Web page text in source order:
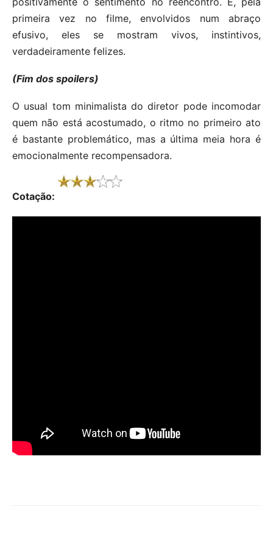
primeira vez no filme, envolvidos num abraço
efusivo, eles se mostram vivos, instintivos,
verdadeiramente felizes.
(Fim dos spoilers)
O usual tom minimalista do diretor pode incomodar
quem não está acostumado, o ritmo no primeiro ato
é bastante problemático, mas a última meia hora é
emocionalmente recompensadora.
Cotação: